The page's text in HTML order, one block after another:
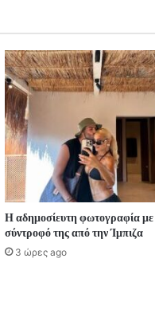
Η αδημοσίευτη φωτογραφία με
σύντροφό της από την Ίμπιζα
3 ώρες ago